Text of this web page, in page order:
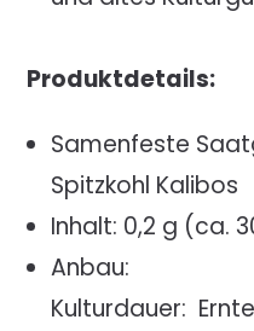
Produktdetails:
Samenfeste
Spitzkohl Kalibos
Inhalt: 0,2 g (ca.
Anbau:
Kulturdauer: